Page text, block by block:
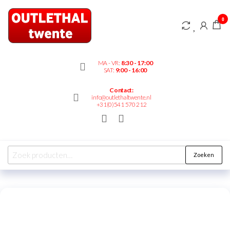
Outlethaltwente.nl
– altijd iets te
MA - VR: 8:30 - 17:00
SAT: 9:00 - 16:00
Contact:
info@outlethaltwente.nl
+31(0)541 570 212
0
Zoeken